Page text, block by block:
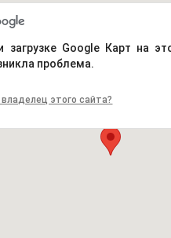
загрузке Google Карт на
проблема.
этого сайта?